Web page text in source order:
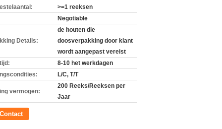
>=1 reeksen
Negotiable
Details:
de houten die
doosverpakking door klant
wordt aangepast vereist
8-10 het werkdagen
L/C, T/T
vermogen:
200 Reeks/Reeksen per
Jaar
Contact